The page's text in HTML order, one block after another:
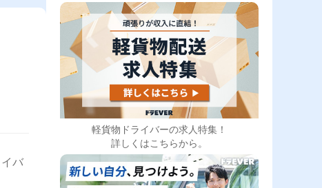
バ
軽貨物ドライバーの求人特集！
詳しくはこちらから。